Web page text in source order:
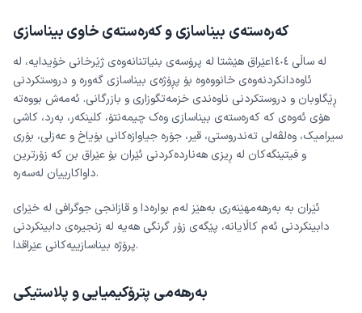
کەرەستەی بیناسازی و کەرەستەی خاوی بیناسازی
لە ساڵی ١٤٠٤عێراق هێشتا لە پرۆسەی بنیاتنانەوەی ژێرخانی خۆیدایە، لە
ئاوەدانکردنەوەی خانووەوە بۆ پڕۆژەی بیناسازی گەورە و دروستکردنی
ڕێگاوبان و دروستکردنی ناوەندی خزمەتگوزاری و بازرگانی. ئەمەش بووەتە
هۆی ئەوەی کە کەرەستەی بیناسازی وەک چیمەنتۆ، کلینکەر، بەرد، کاشی
سیرامیک، وەلڤەلی تەندروستی، قیر، جۆرە جیاوازەکانی بۆیاخ و عەزلی، بۆری
و فیتینگەکان لە ڕیزی هەناردەکردنی ئێران بۆ عێراق بن کە زۆرترین
داواکارییان لەسەرە.
ئێران بە بەرهەمهێنەری بەهێز لەم بوارەدا و قازانجی جوگرافی لە خێرای
دابینکردنی ئەم کاڵایانە، پێگەی زۆر گرنگی هەیە لە زنجیرەی دابینکردنی
پرۆژە بیناسازییەکانی عێراقدا.
بەرهەمی پترۆکیمیایی و پلاستیکی